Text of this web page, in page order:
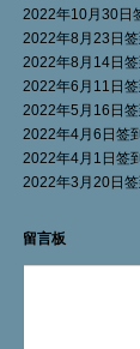
2022年10月30日
2022年8月23日
2022年8月14日
2022年6月11日
2022年5月16日
2022年4月6日签
2022年4月1日签
2022年3月20日
留言板